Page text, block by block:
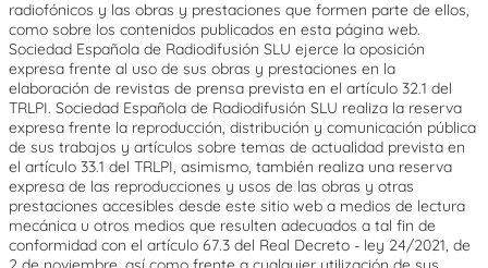
radiofónicos y las obras y prestaciones que formen parte de ellos,
como sobre los contenidos publicados en esta página web.
Sociedad Española de Radiodifusión SLU ejerce la oposición
expresa frente al uso de sus obras y prestaciones en la
elaboración de revistas de prensa prevista en el artículo 32.1 del
TRLPI. Sociedad Española de Radiodifusión SLU realiza la reserva
expresa frente la reproducción, distribución y comunicación pública
de sus trabajos y artículos sobre temas de actualidad prevista en
el artículo 33.1 del TRLPI, asimismo, también realiza una reserva
expresa de las reproducciones y usos de las obras y otras
prestaciones accesibles desde este sitio web a medios de lectura
mecánica u otros medios que resulten adecuados a tal fin de
conformidad con el artículo 67.3 del Real Decreto - ley 24/2021, de